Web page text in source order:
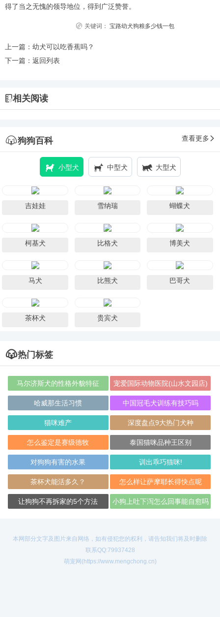
得了当之无愧的领导地位，得到广泛赞誉。
关键词： 宝路幼犬狗粮多少钱一包
上一篇： 幼犬可以吃香蕉吗？
下一篇： 返回列表
相关阅读
狗狗百科 查看更多
小型犬 中型犬 大型犬
吉娃娃 雪纳瑞 蝴蝶犬
柯基犬 比格犬 博美犬
马犬 比熊犬 巴哥犬
茶杯犬 贵宾犬
热门标签
马尔济斯犬的性格外貌特征 宠爱国际动物医院(山水文园店)
哈威那生活习惯 中国冠毛犬训练有技巧吗
猫咪难产 深度盘点9大热门犬种
怎么鉴定是赛级德牧 泰国猫咪品种王区别
对狗狗有害的水果 训出乖巧猫咪!
茶杯犬能活多久？ 怎么样让萨摩耶长得快点呢
让狗狗不再拆家的5个方法 小狗上吐下泻怎么回事能自愈吗
本网部分文字及图片来自网络，如有侵犯您的权利，请告知我们将及时删除
联系QQ:79937428
萌宠网(https://www.mengchong.cn)